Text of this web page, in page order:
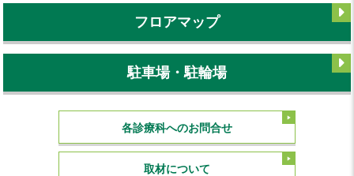
フロアマップ
駐車場・駐輪場
各診療科へのお問合せ
取材について